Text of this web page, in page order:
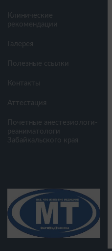
Клинические
рекомендации
Галерея
Полезные ссылки
Контакты
Аттестация
Почетные анестезиологи-
реаниматологи
Забайкальского края